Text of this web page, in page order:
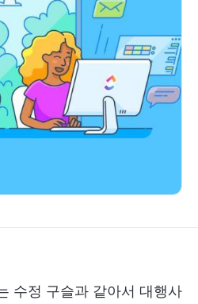
수정 구슬과 같아서 대행사